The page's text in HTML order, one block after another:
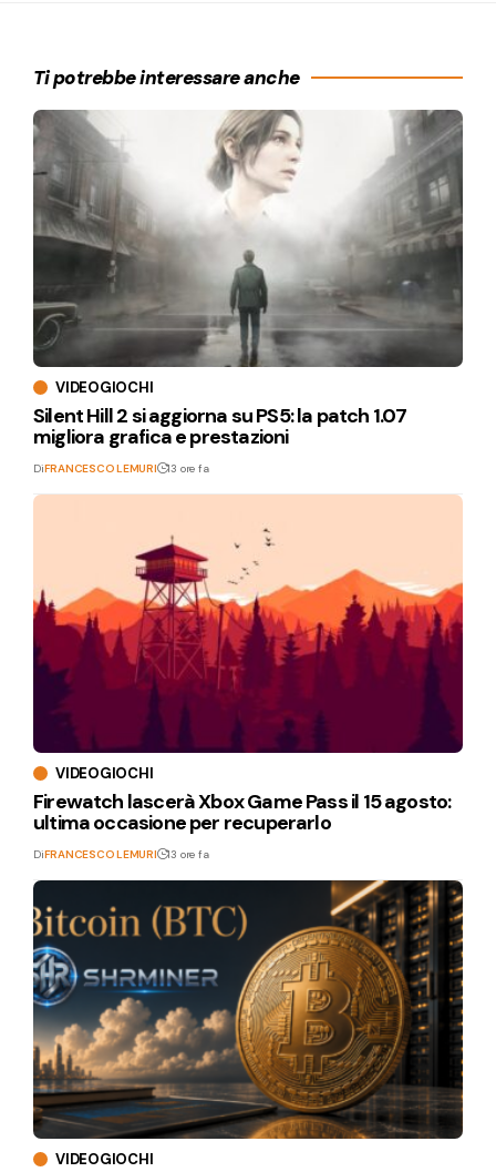
Ti potrebbe interessare anche
VIDEOGIOCHI
Silent Hill 2 si aggiorna su PS5: la patch 1.07
migliora grafica e prestazioni
DiFRANCESCO LEMURI 13 ore fa
VIDEOGIOCHI
Firewatch lascerà Xbox Game Pass il 15 agosto:
ultima occasione per recuperarlo
DiFRANCESCO LEMURI 13 ore fa
VIDEOGIOCHI